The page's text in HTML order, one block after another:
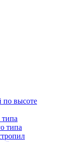
по высоте
типа